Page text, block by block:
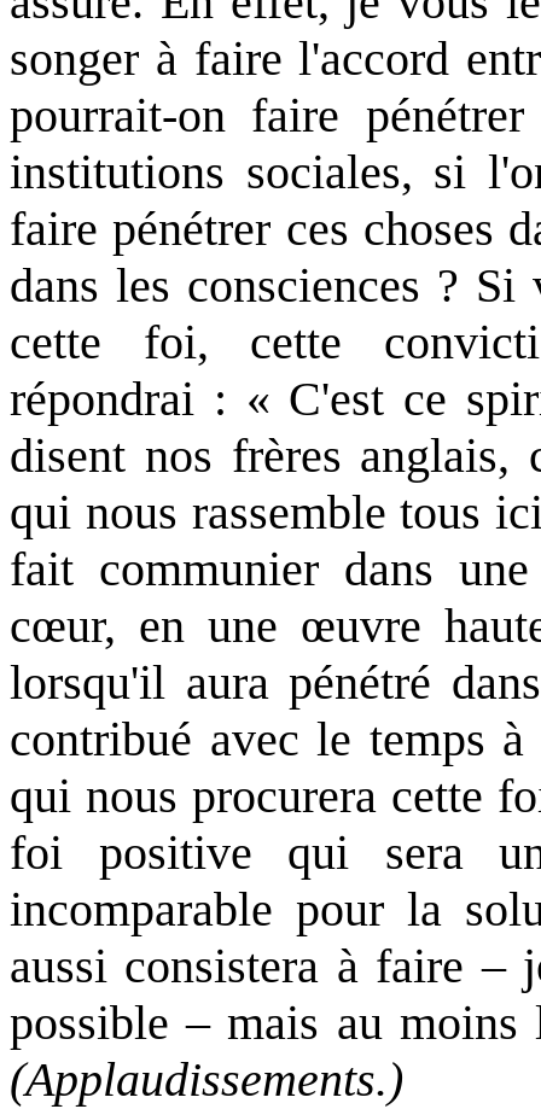
songer à faire l'accord
pourrait-on faire
institutions sociales, si
faire pénétrer ces choses
dans les consciences ?
cette foi, cette
répondrai : « C'est ce
disent nos frères anglais,
qui nous rassemble tous
fait communier dans
cœur, en une œuvre
lorsqu'il aura pénétré
contribué avec le temps
qui nous procurera cette
foi positive qui sera
incomparable pour la
aussi consistera à faire –
possible – mais au moins
(Applaudissements.)